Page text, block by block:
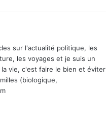
sur l'actualité politique, les
les voyages et je suis un
vie, c'est faire le bien et éviter
(biologique,